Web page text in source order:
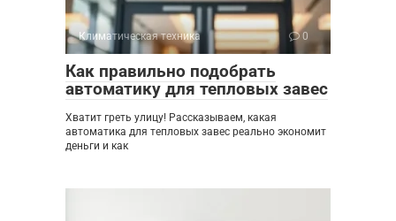
Климатическая техника 0
Как правильно подобрать
автоматику для тепловых завес
Хватит греть улицу! Рассказываем, какая
автоматика для тепловых завес реально экономит
деньги и как